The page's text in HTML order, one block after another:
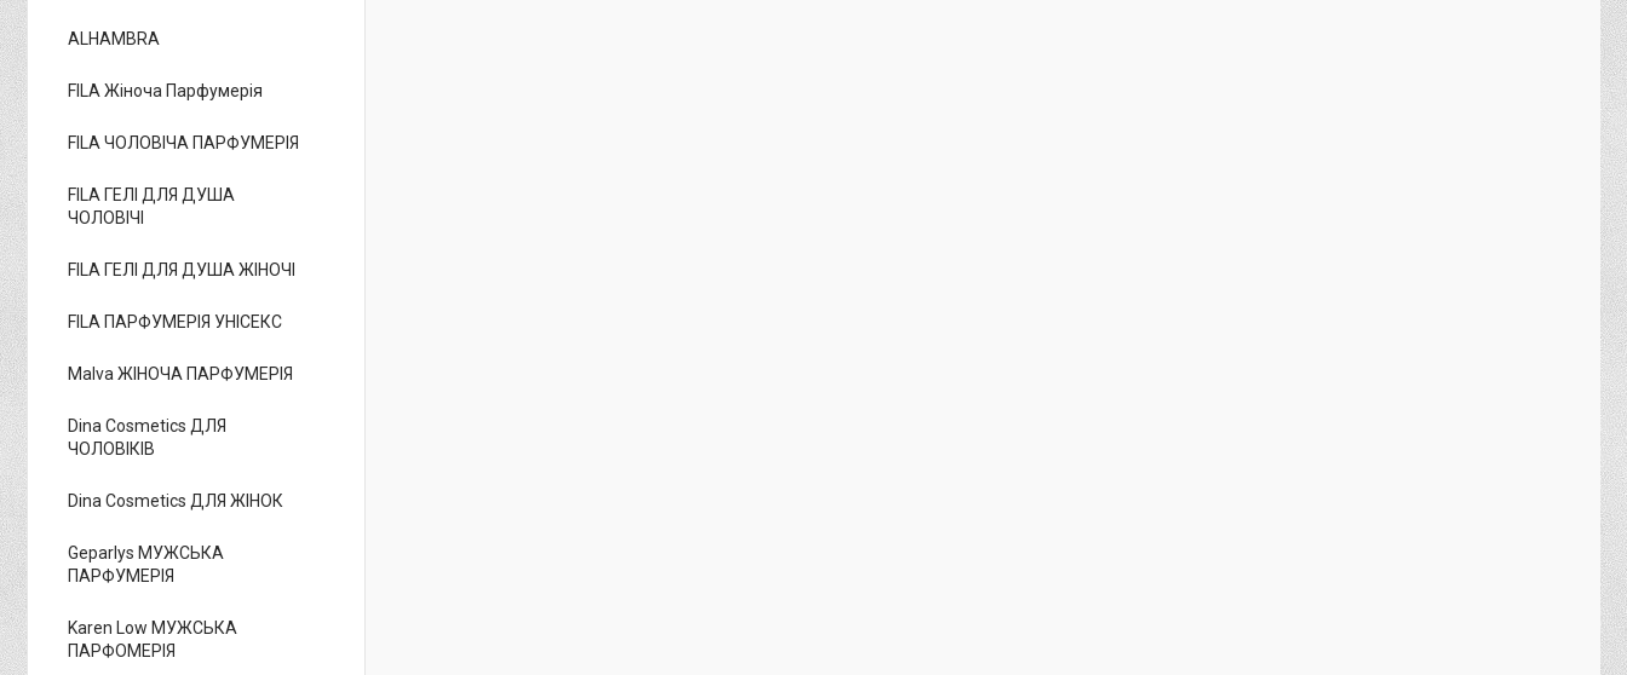
ALHAMBRA
FILA Жіноча Парфумерія
FILA ЧОЛОВІЧА ПАРФУМЕРІЯ
FILA ГЕЛІ ДЛЯ ДУША
ЧОЛОВІЧІ
FILA ГЕЛІ ДЛЯ ДУША ЖІНОЧІ
FILA ПАРФУМЕРІЯ УНІСЕКС
Malva ЖІНОЧА ПАРФУМЕРІЯ
Dina Cosmetics ДЛЯ
ЧОЛОВІКІВ
Dina Cosmetics ДЛЯ ЖІНОК
Geparlys МУЖСЬКА
ПАРФУМЕРІЯ
Karen Low МУЖСЬКА
ПАРФОМЕРІЯ